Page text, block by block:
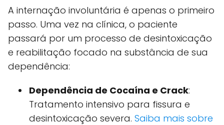
A internação involuntária é apenas o primeiro
passo. Uma vez na clínica, o paciente
passará por um processo de desintoxicação
e reabilitação focado na substância de sua
dependência:
Dependência de Cocaína e Crack:
Tratamento intensivo para fissura e
desintoxicação severa. Saiba mais sobre